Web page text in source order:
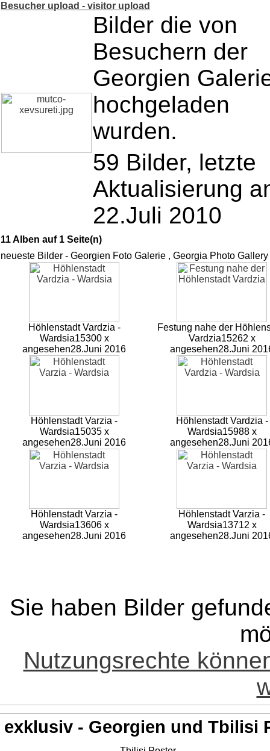
Besucher upload - visitor upload
Bilder die von
Besuchern der
Georgien
hochgeladen
wurden.
59 Bilder, letzte
Aktualisierung
22.Juli 2010
11 Alben auf 1 Seite(n)
neueste Bilder - Georgien Foto Galerie , Georgia Photo Gallery
Höhlenstadt Vardzia -
Wardsia15300 x
angesehen28.Juni 2016
Festung nahe der
Vardzia15262 x
angesehen28.Juni
Höhlenstadt Varzia -
Wardsia15035 x
angesehen28.Juni 2016
Höhlenstadt Vardzia -
Wardsia15988 x
angesehen28.Juni
Höhlenstadt Varzia -
Wardsia13606 x
angesehen28.Juni 2016
Höhlenstadt Varzia -
Wardsia13712 x
angesehen28.Juni
Sie haben Bilder
Nutzungsrechte
exklusiv - Georgien und Tbilisi